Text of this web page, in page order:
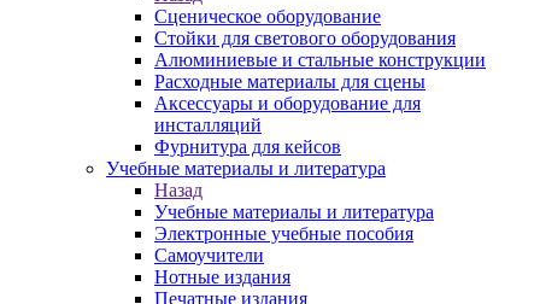
Сценическое оборудование
Стойки для светового оборудования
Алюминиевые и стальные конструкции
Расходные материалы для сцены
Аксессуары и оборудование для
инсталляций
Фурнитура для кейсов
Учебные материалы и литература
Назад
Учебные материалы и литература
Электронные учебные пособия
Самоучители
Нотные издания
Печатные издания